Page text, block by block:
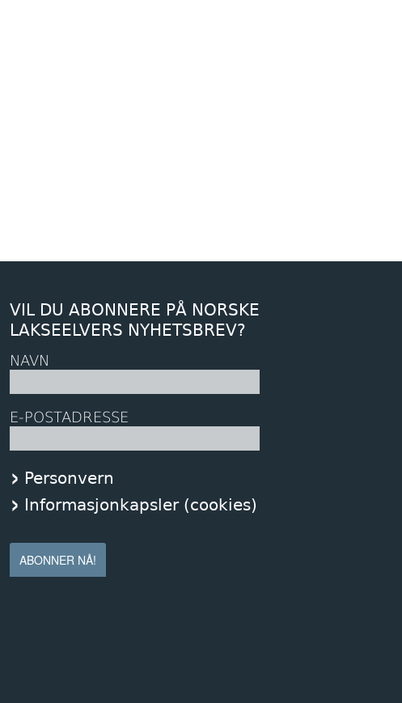
VIL DU ABONNERE PÅ NORSKE
LAKSEELVERS NYHETSBREV?
NAVN
E-POSTADRESSE
Personvern
Informasjonkapsler (cookies)